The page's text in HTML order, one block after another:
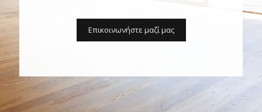
Επικοινωνήστε μαζί μας